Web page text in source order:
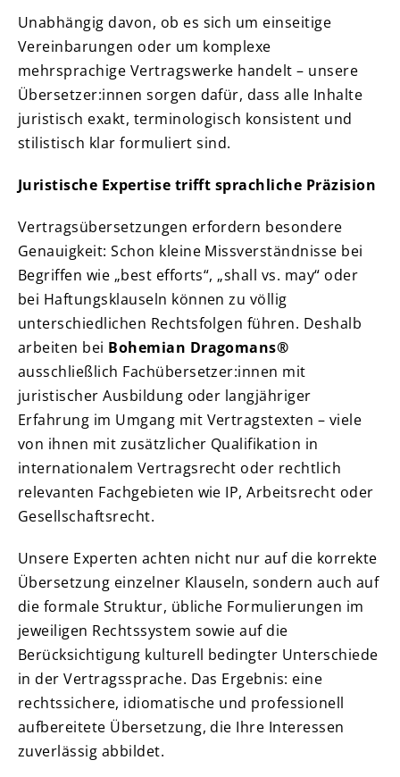
Unabhängig davon, ob es sich um einseitige
Vereinbarungen oder um komplexe
mehrsprachige Vertragswerke handelt – unsere
Übersetzer:innen sorgen dafür, dass alle Inhalte
juristisch exakt, terminologisch konsistent und
stilistisch klar formuliert sind.
Juristische Expertise trifft sprachliche Präzision
Vertragsübersetzungen erfordern besondere
Genauigkeit: Schon kleine Missverständnisse bei
Begriffen wie „best efforts“, „shall vs. may“ oder
bei Haftungsklauseln können zu völlig
unterschiedlichen Rechtsfolgen führen. Deshalb
arbeiten bei Bohemian Dragomans®
ausschließlich Fachübersetzer:innen mit
juristischer Ausbildung oder langjähriger
Erfahrung im Umgang mit Vertragstexten – viele
von ihnen mit zusätzlicher Qualifikation in
internationalem Vertragsrecht oder rechtlich
relevanten Fachgebieten wie IP, Arbeitsrecht oder
Gesellschaftsrecht.
Unsere Experten achten nicht nur auf die korrekte
Übersetzung einzelner Klauseln, sondern auch auf
die formale Struktur, übliche Formulierungen im
jeweiligen Rechtssystem sowie auf die
Berücksichtigung kulturell bedingter Unterschiede
in der Vertragssprache. Das Ergebnis: eine
rechtssichere, idiomatische und professionell
aufbereitete Übersetzung, die Ihre Interessen
zuverlässig abbildet.